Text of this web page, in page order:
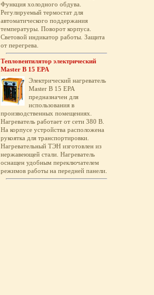
Функция холодного обдува.
Регулируемый термостат для
автоматического поддержания
температуры. Поворот корпуса.
Световой индикатор работы. Защита
от перегрева.
Тепловентилятор электрический
Master B 15 EPA
Электрический нагреватель
Master B 15 EPA
предназначен для
использования в
производственных помещениях.
Нагреватель работает от сети 380 В.
На корпусе устройства расположена
рукоятка для транспортировки.
Нагревательный ТЭН изготовлен из
нержавеющей стали. Нагреватель
оснащен удобным переключателем
режимов работы на передней панели.